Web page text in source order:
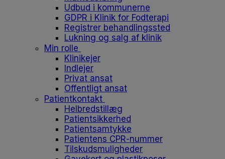
Udbud i kommunerne
GDPR i Klinik for Fodterapi
Registrer behandlingssted
Lukning og salg af klinik
Min rolle
Klinikejer
Indlejer
Privat ansat
Offentligt ansat
Patientkontakt
Helbredstillæg
Patientsikkerhed
Patientsamtykke
Patientens CPR-nummer
Tilskudsmuligheder